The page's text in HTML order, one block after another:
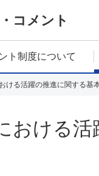
コメント
ト制度について
ける活躍の推進に関する
おける